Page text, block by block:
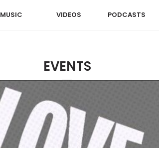
MUSIC VIDEOS PODCASTS
EVENTS